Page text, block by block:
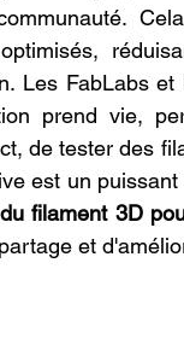
Les FabLabs
prend vie,
de tester des
est un
filament 3D
et